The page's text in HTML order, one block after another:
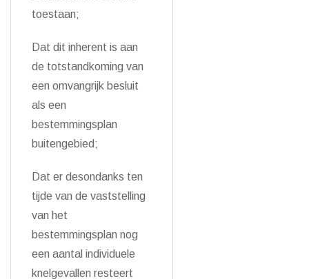
toestaan;
Dat dit inherent is aan
de totstandkoming van
een omvangrijk besluit
als een
bestemmingsplan
buitengebied;
Dat er desondanks ten
tijde van de vaststelling
van het
bestemmingsplan nog
een aantal individuele
knelgevallen resteert